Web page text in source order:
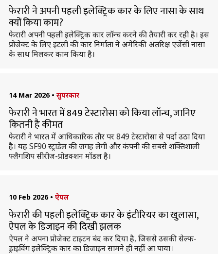
फेरारी ने अपनी पहली इलेक्ट्रिक कार के लिए नासा के साथ
क्यों किया काम?
फेरारी अपनी पहली इलेक्ट्रिक कार लॉन्च करने की तैयारी कर रही है। इस
प्रोजेक्ट के लिए इटली की कार निर्माता ने अमेरिकी अंतरिक्ष एजेंसी नासा
के साथ मिलकर काम किया है।
14 Mar 2026 • सुपरकार
फेरारी ने भारत में 849 टेस्टारोसा को किया लॉन्च, जानिए
कितनी है कीमत
फेरारी ने भारत में आधिकारिक तौर पर 849 टेस्टारोसा से पर्दा उठा दिया
है। यह SF90 स्ट्राडेल की जगह लेगी और कंपनी की सबसे शक्तिशाली
फ्लैगशिप सीरीज-प्रोडक्शन मॉडल है।
10 Feb 2026 • ऐपल
फेरारी की पहली इलेक्ट्रिक कार के इंटीरियर का खुलासा,
ऐपल के डिजाइन की दिखी झलक
ऐपल ने अपना प्रोजेक्ट टाइटन बंद कर दिया है, जिससे उसकी सेल्फ-
ड्राइविंग इलेक्ट्रिक कार का डिजाइन सामने ही नहीं आ पाया।